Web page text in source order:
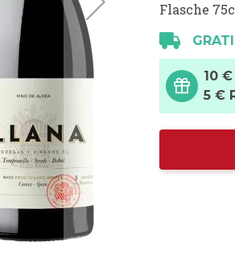
Flasche
10
5 €